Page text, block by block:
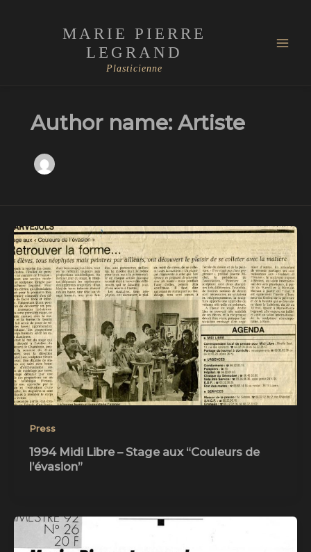
MARIE PIERRE
LEGRAND
Plasticienne
Author name: Artiste
Press
1994 Midi Libre – Stage aux “Couleurs de
l’évasion”